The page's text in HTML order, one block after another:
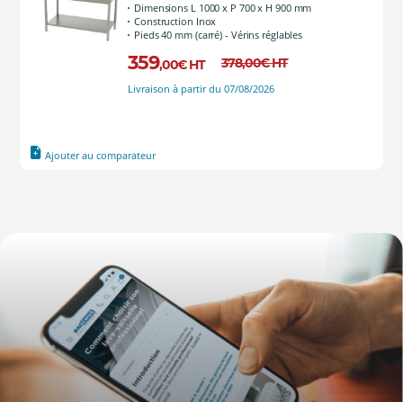
Dimensions L 1000 x P 700 x H 900 mm
Construction Inox
Pieds 40 mm (carré) - Vérins réglables
359,00€ HT 378,00€HT
Livraison à partir du 07/08/2026
Ajouter au comparateur